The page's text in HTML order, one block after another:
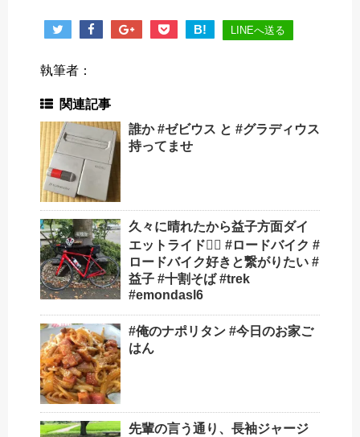
B! LINEへ送る
執筆者：
関連記事
誰か #ゼビウス と #グラディウス
持ってませ
久々に晴れたから益子方面ダイ
エットライド🚴‍♂️ #ロードバイク #
ロードバイク好きと繋がりたい #
益子 #十割そば #trek
#emondasl6
#俺のナポリタン #今日のお家ご
はん
先輩の言う通り、長袖ジャージ